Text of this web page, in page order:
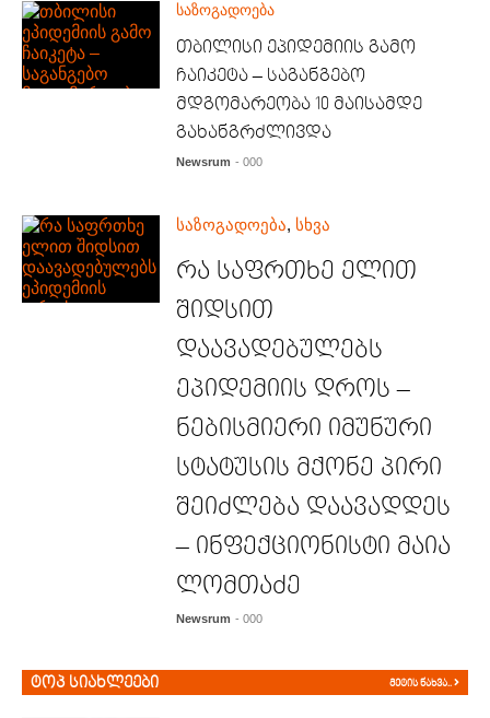
საზოგადოება
თბილისი ეპიდემიის გამო
ჩაიკეტა – საგანგებო
მდგომარეობა 10 მაისამდე
გახანგრძლივდა
Newsrum - 000
საზოგადოება, სხვა
რა საფრთხე ელით
შიდსით
დაავადებულებს
ეპიდემიის დროს –
ნებისმიერი იმუნური
სტატუსის მქონე პირი
შეიძლება დაავადდეს
– ინფექციონისტი მაია
ლომთაძე
Newsrum - 000
ტოპ სიახლეები მეტის ნახვა..